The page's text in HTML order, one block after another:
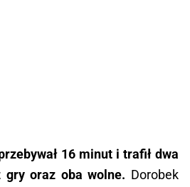
16 minut i trafił dwa
oraz oba wolne. Dorobek